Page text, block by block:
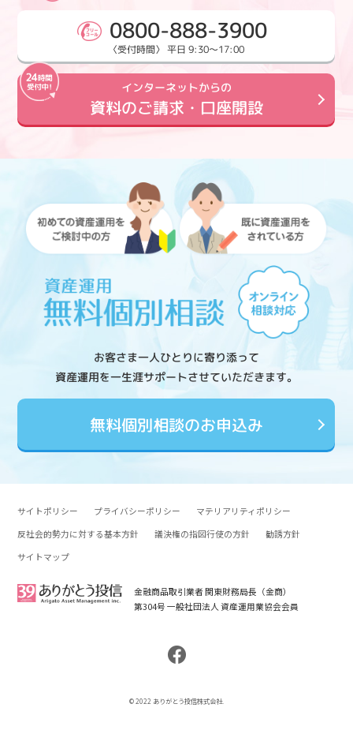
0800-888-3900
〈受付時間〉 平日 9:30～17:00
インターネットからの
資料のご請求・口座開設
お客さま一人ひとりに寄り添って
資産運用を一生涯サポートさせていただきます。
無料個別相談のお申込み
サイトポリシー プライバシーポリシー
マテリアリティポリシー
反社会的勢力に対する基本方針
議決権の指図行使の方針
勧誘方針
サイトマップ
金融商品取引業者 関東財務局長（金商）
第304号 一般社団法人 資産運用業協会会員
© 2022 ありがとう投信株式会社.